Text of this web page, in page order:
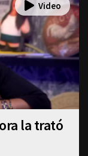
la trató